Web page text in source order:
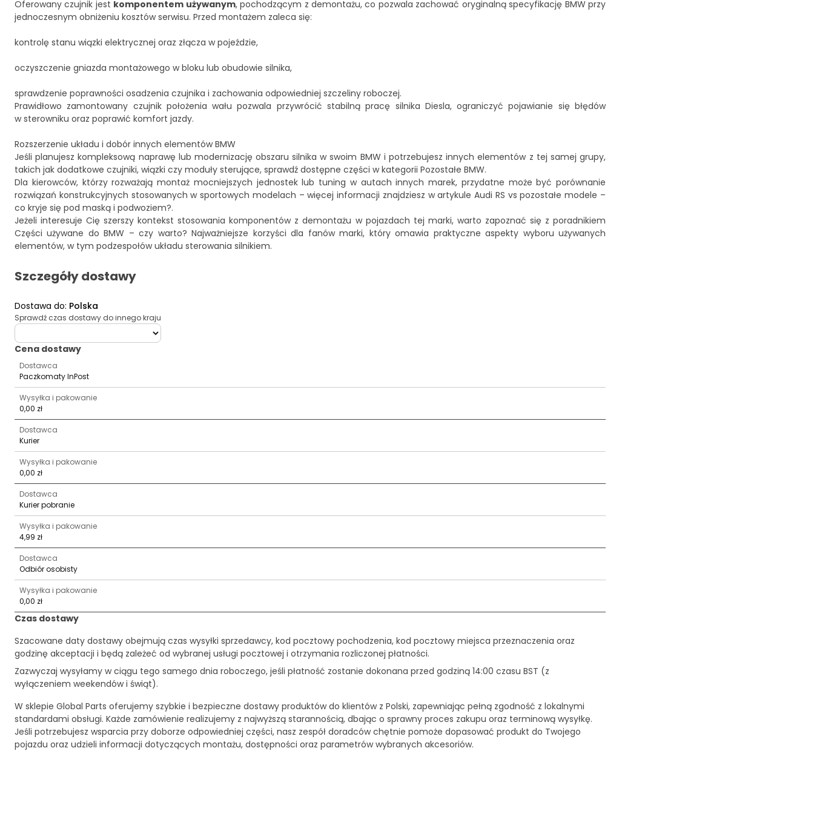
Oferowany czujnik jest komponentem używanym, pochodzącym z demontażu, co pozwala zachować oryginalną specyfikację BMW przy
jednoczesnym obniżeniu kosztów serwisu. Przed montażem zaleca się:
kontrolę stanu wiązki elektrycznej oraz złącza w pojeździe,
oczyszczenie gniazda montażowego w bloku lub obudowie silnika,
sprawdzenie poprawności osadzenia czujnika i zachowania odpowiedniej szczeliny roboczej.
Prawidłowo zamontowany czujnik położenia wału pozwala przywrócić stabilną pracę silnika Diesla, ograniczyć pojawianie się błędów
w sterowniku oraz poprawić komfort jazdy.
Rozszerzenie układu i dobór innych elementów BMW
Jeśli planujesz kompleksową naprawę lub modernizację obszaru silnika w swoim BMW i potrzebujesz innych elementów z tej samej grupy,
takich jak dodatkowe czujniki, wiązki czy moduły sterujące, sprawdź dostępne części w kategorii Pozostałe BMW.
Dla kierowców, którzy rozważają montaż mocniejszych jednostek lub tuning w autach innych marek, przydatne może być porównanie
rozwiązań konstrukcyjnych stosowanych w sportowych modelach – więcej informacji znajdziesz w artykuleAudi RS vs pozostałe modele –
co kryje się pod maską i podwoziem?.
Jeżeli interesuje Cię szerszy kontekst stosowania komponentów z demontażu w pojazdach tej marki, warto zapoznać się z poradnikiem
Części używane do BMW – czy warto? Najważniejsze korzyści dla fanów marki, który omawia praktyczne aspekty wyboru używanych
elementów, w tym podzespołów układu sterowania silnikiem.
Szczegóły dostawy
Dostawa do: Polska
Sprawdź czas dostawy do innego kraju
deliveryCountry
Cena dostawy
Dostawca
Paczkomaty InPost
Wysyłka i pakowanie
0,00 zł
Dostawca
Kurier
Wysyłka i pakowanie
0,00 zł
Dostawca
Kurier pobranie
Wysyłka i pakowanie
4,99 zł
Dostawca
Odbiór osobisty
Wysyłka i pakowanie
0,00 zł
Czas dostawy
Szacowane daty dostawy obejmują czas wysyłki sprzedawcy, kod pocztowy pochodzenia, kod pocztowy miejsca przeznaczenia oraz
godzinę akceptacji i będą zależeć od wybranej usługi pocztowej i otrzymania rozliczonej płatności.
Zazwyczaj wysyłamy w ciągu tego samego dnia roboczego, jeśli płatność zostanie dokonana przed godziną 14:00 czasu BST (z
wyłączeniem weekendów i świąt).
W sklepie Global Parts oferujemy szybkie i bezpieczne dostawy produktów do klientów z Polski, zapewniając pełną zgodność z lokalnymi
standardami obsługi. Każde zamówienie realizujemy z najwyższą starannością, dbając o sprawny proces zakupu oraz terminową wysyłkę.
Jeśli potrzebujesz wsparcia przy doborze odpowiedniej części, nasz zespół doradców chętnie pomoże dopasować produkt do Twojego
pojazdu oraz udzieli informacji dotyczących montażu, dostępności oraz parametrów wybranych akcesoriów.